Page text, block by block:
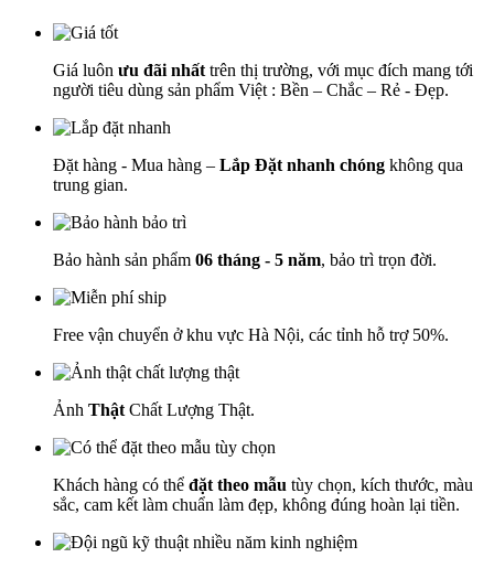
Giá luôn ưu đãi nhất trên thị trường, với mục đích mang tới
người tiêu dùng sản phẩm Việt : Bền – Chắc – Rẻ - Đẹp.
Đặt hàng - Mua hàng – Lắp Đặt nhanh chóng không qua
trung gian.
Bảo hành sản phẩm 06 tháng - 5 năm, bảo trì trọn đời.
Free vận chuyển ở khu vực Hà Nội, các tỉnh hỗ trợ 50%.
Ảnh Thật Chất Lượng Thật.
Khách hàng có thể đặt theo mẫu tùy chọn, kích thước, màu
sắc, cam kết làm chuẩn làm đẹp, không đúng hoàn lại tiền.